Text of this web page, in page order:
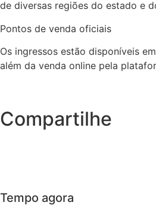
de diversas regiões do estado e
Pontos de venda oficiais
Os ingressos estão disponíveis
além da venda online pela
Compartilhe
Tempo agora